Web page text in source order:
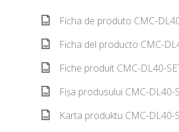
Ficha de produto CMC-
Ficha del producto CMC-
Fiche produit CMC-DL40-
Fișa produsului CMC-DL40-
Karta produktu CMC-DL40-